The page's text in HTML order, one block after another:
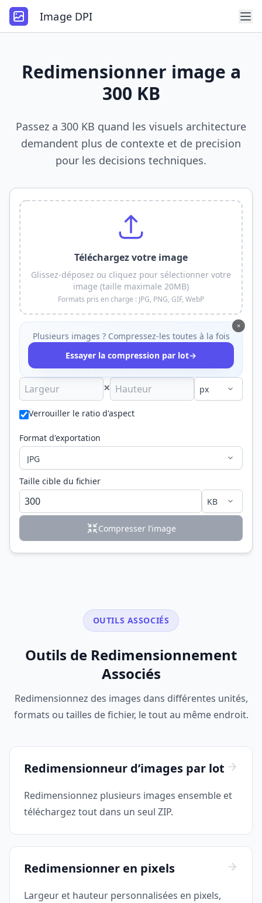
Image DPI
Redimensionner image a
300 KB
Passez a 300 KB quand les visuels architecture
demandent plus de contexte et de precision
pour les decisions techniques.
Téléchargez votre image
Glissez-déposez ou cliquez pour sélectionner votre
image (taille maximale 20MB)
Formats pris en charge : JPG, PNG, GIF, WebP
×
Plusieurs images ? Compressez-les toutes à la fois
Essayer la compression par lot→
×
Verrouiller le ratio d'aspect
Format d'exportation
Taille cible du fichier
Compresser l’image
OUTILS ASSOCIÉS
Outils de Redimensionnement
Associés
Redimensionnez des images dans différentes unités,
formats ou tailles de fichier, le tout au même endroit.
Redimensionneur d’images par lot
Redimensionnez plusieurs images ensemble et
téléchargez tout dans un seul ZIP.
Redimensionner en pixels
Largeur et hauteur personnalisées en pixels,